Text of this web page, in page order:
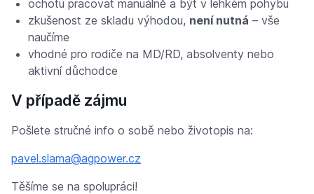
ochotu pracovat manuálně a být v lehkém pohybu
zkušenost ze skladu výhodou, není nutná – vše
naučíme
vhodné pro rodiče na MD/RD, absolventy nebo
aktivní důchodce
V případě zájmu
Pošlete stručné info o sobě nebo životopis na:
pavel.slama@agpower.cz
Těšíme se na spolupráci!